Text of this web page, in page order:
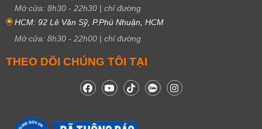
Mở cửa: 8h30 - 22h30 | chỉ đường
HCM: 92 Lê Văn Sỹ, P.Phú Nhuận, HCM
Mở cửa: 8h30 - 22h00 | chỉ đường
THEO DÕI CHÚNG TÔI TẠI